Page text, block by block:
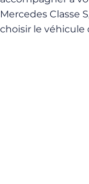
Mercedes Classe
choisir le véhicule